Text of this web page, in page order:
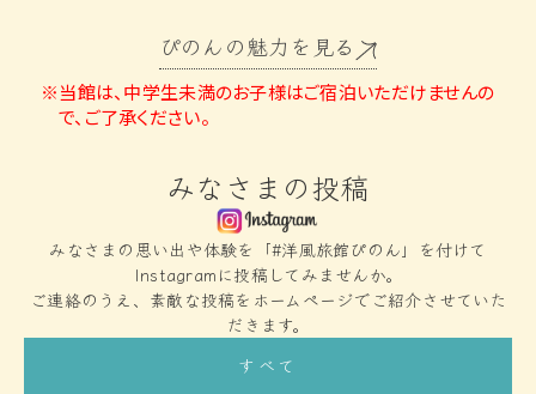
ぴのんの魅力を見る
※当館は、中学生未満のお子様はご宿泊いただけませんの
で、ご了承ください。
みなさまの投稿
みなさまの思い出や体験を「#洋風旅館ぴのん」を付けて
Instagramに投稿してみませんか。
ご連絡のうえ、素敵な投稿をホームページでご紹介させていた
だきます。
すべて